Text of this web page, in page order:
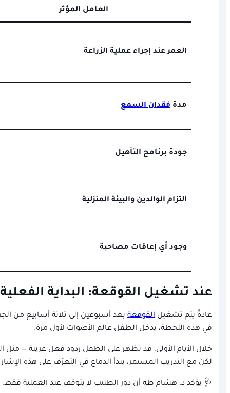
العامل المؤثر
العمر عند إجراء عملية الزراعة
مدةفقدان السمع
جودة برنامج التأهيل
التزام الوالدين والبيئة المنزلية
وجود أي إعاقات مصاحبة
عند تشغيل القوقعة: البداية
عادةً يتم تشغيل القوقعة بعد أسبوعين إلى ثلاثة أسابيع من
في هذه اللحظة، يدخل الطفل عالم الأصوات لأول مرة.
خلال الأيام الأولى، قد تظهر على الطفل ردود فعل غريبة — مثل
لكن مع التدريب المستمر، يبدأ الدماغ في التعرّف على هذه
🩺 يؤكد د. هشام طه أن دور الطبيب لا يتوقف عند العملية